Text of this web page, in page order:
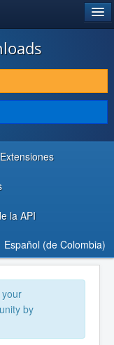
Extensiones
la API
Español (de Colombia)
by